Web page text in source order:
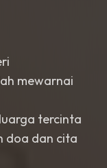
success. Use a
Indonesian
elegant
verses,a
section,a melodic
mewarnai
tercinta
doa dan cita